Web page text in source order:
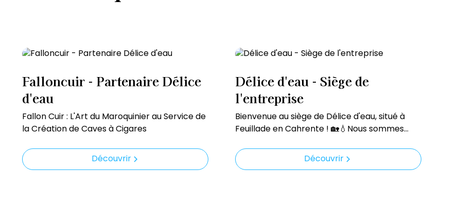
Falloncuir - Partenaire Délice
d'eau
Fallon Cuir : L'Art du Maroquinier au Service de
la Création de Caves à Cigares
Découvrir
Délice d'eau - Siège de
l'entreprise
Bienvenue au siège de Délice d'eau, situé à
Feuillade en Cahrente ! 🏡💧Nous sommes
vous accueillir et vous accompagner dans
vos besoins liés à l'eau pure et saine.
Découvrir